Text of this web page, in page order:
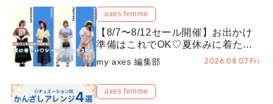
axes femme
【8/7〜8/12セール開催】お出かけ
準備はこれでOK♡夏休みに着たい
コーデ25選をシーン別に徹底解説！
my axes 編集部 2026.08.07 Fri.
axes femme